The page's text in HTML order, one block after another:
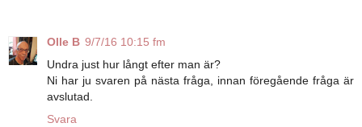
Olle B 9/7/16 10:15 fm
Undra just hur långt efter man är?
Ni har ju svaren på nästa fråga, innan föregående fråga är
avslutad.
Svara